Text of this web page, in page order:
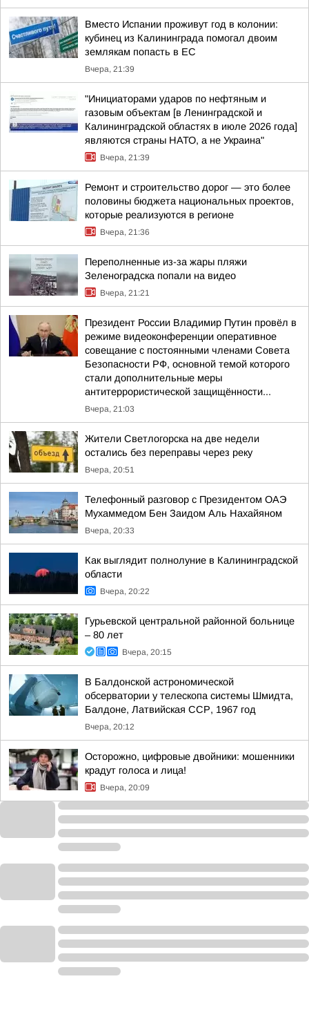
Вместо Испании проживут год в колонии:
кубинец из Калининграда помогал двоим
землякам попасть в ЕС
Вчера, 21:39
"Инициаторами ударов по нефтяным и
газовым объектам [в Ленинградской и
Калининградской областях в июле 2026 года]
являются страны НАТО, а не Украина"
Вчера, 21:39
Ремонт и строительство дорог — это более
половины бюджета национальных проектов,
которые реализуются в регионе
Вчера, 21:36
Переполненные из-за жары пляжи
Зеленоградска попали на видео
Вчера, 21:21
Президент России Владимир Путин провёл в
режиме видеоконференции оперативное
совещание с постоянными членами Совета
Безопасности РФ, основной темой которого
стали дополнительные меры
антитеррористической защищённости...
Вчера, 21:03
Жители Светлогорска на две недели
остались без переправы через реку
Вчера, 20:51
Телефонный разговор с Президентом ОАЭ
Мухаммедом Бен Заидом Аль Нахайяном
Вчера, 20:33
Как выглядит полнолуние в Калининградской
области
Вчера, 20:22
Гурьевской центральной районной больнице
– 80 лет
Вчера, 20:15
В Балдонской астрономической
обсерватории у телескопа системы Шмидта,
Балдоне, Латвийская ССР, 1967 год
Вчера, 20:12
Осторожно, цифровые двойники: мошенники
крадут голоса и лица!
Вчера, 20:09